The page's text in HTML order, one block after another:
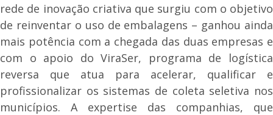
rede de inovação criativa que surgiu com o objetivo
de reinventar o uso de embalagens – ganhou ainda
mais potência com a chegada das duas empresas e
com o apoio do ViraSer, programa de logística
reversa que atua para acelerar, qualificar e
profissionalizar os sistemas de coleta seletiva nos
municípios. A expertise das companhias, que